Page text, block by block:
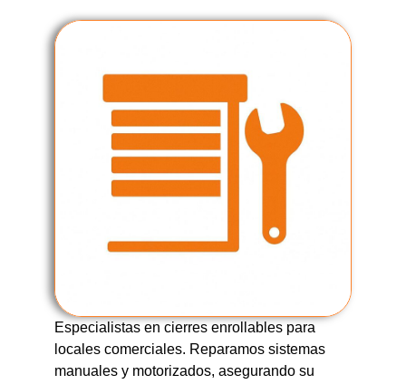
Especialistas en cierres enrollables para
locales comerciales. Reparamos sistemas
manuales y motorizados, asegurando su